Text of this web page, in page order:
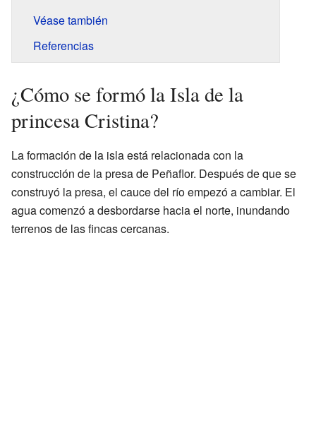
Véase también
Referencias
¿Cómo se formó la Isla de la
princesa Cristina?
La formación de la isla está relacionada con la
construcción de la presa de Peñaflor. Después de que se
construyó la presa, el cauce del río empezó a cambiar. El
agua comenzó a desbordarse hacia el norte, inundando
terrenos de las fincas cercanas.